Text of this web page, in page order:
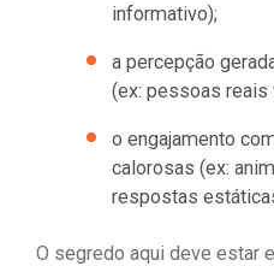
informativo);
a percepção
(ex: pessoas reais
o engajamento
calorosas (ex:
respostas
O segredo aqui deve estar